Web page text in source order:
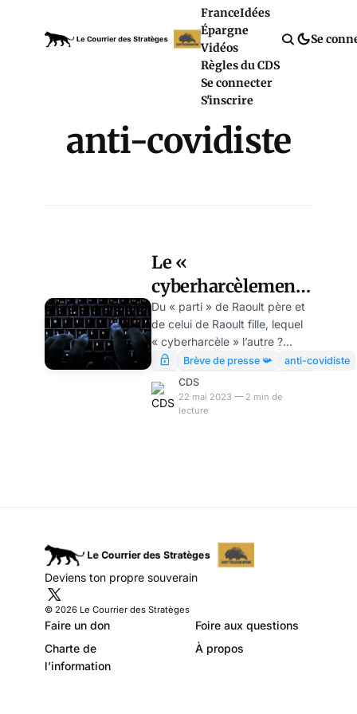
FranceIdées
Épargne
Vidéos
Règles du CDS
Se connecter
S'inscrire
Se
anti-covidiste
Le «
cyberharcèlement
», nouveau nom de
la liberté
d’expression ? par
Modeste Schwartz
Du « parti » de Raoult père et
de celui de Raoult fille, lequel
« cyberharcèle » l’autre ?
Question piège, dans la
mesure où toute réponse se
traduira par une
condamnation de la liberté
Brève de presse 📯
anti-covidiste
CDS
22 mai 2023 — 2 min de
lecture
Deviens ton propre souverain
© 2026 Le Courrier des Stratèges
Faire un don
Foire aux questions
Charte de
l’information
À propos